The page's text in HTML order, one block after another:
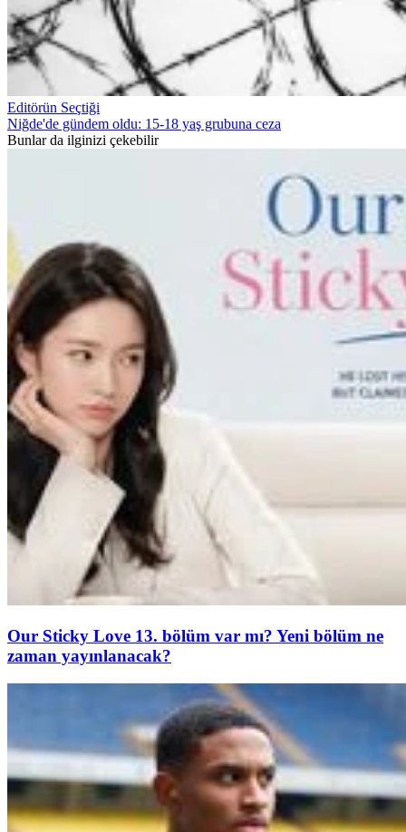
Editörün Seçtiği
Niğde'de gündem oldu: 15-18 yaş grubuna ceza
Bunlar da ilginizi çekebilir
Our Sticky Love 13. bölüm var mı? Yeni bölüm ne
zaman yayınlanacak?